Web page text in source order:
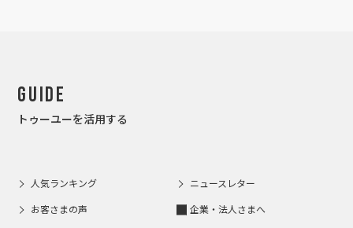
Guide
トゥーユーを活用する
人気ランキング ニュースレター
お客さまの声 企業・法人さまへ